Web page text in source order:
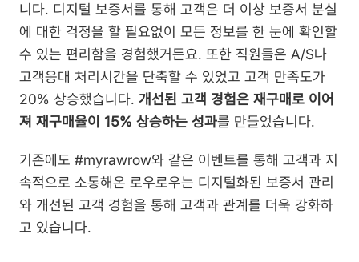
니다. 디지털 보증서를 통해 고객은 더 이상 보증서 분실
에 대한 걱정을 할 필요없이 모든 정보를 한 눈에 확인할
수 있는 편리함을 경험했거든요. 또한 직원들은 A/S나
고객응대 처리시간을 단축할 수 있었고 고객 만족도가
20% 상승했습니다. 개선된 고객 경험은 재구매로 이어
져 재구매율이 15% 상승하는 성과를 만들었습니다.
기존에도 #myrawrow와 같은 이벤트를 통해 고객과 지
속적으로 소통해온 로우로우는 디지털화된 보증서 관리
와 개선된 고객 경험을 통해 고객과 관계를 더욱 강화하
고 있습니다.